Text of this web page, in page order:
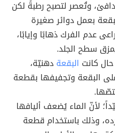
وتُعصر لتصبح رطبةً لكن
بعمل دوائر صغيرة
عدم الفرك ذهابًا وإيابًا،
سطح الجلد.
كانت البقعةدهنيّة،
البقعة وتجفيفها بقطعة
لأنّ الماء يُضعف أليافها
وذلك باستخدام قطعة